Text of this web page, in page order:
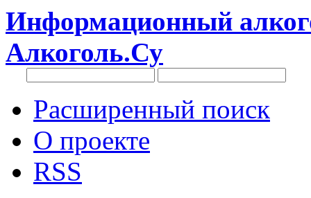
Информационный
Алкоголь.Су
Расширенный поиск
О проекте
RSS